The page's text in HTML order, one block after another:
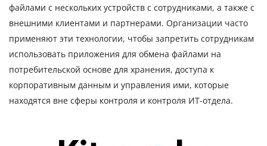
файлами с нескольких устройств с сотрудниками, а также с
внешними клиентами и партнерами. Организации часто
применяют эти технологии, чтобы запретить сотрудникам
использовать приложения для обмена файлами на
потребительской основе для хранения, доступа к
корпоративным данным и управления ими, которые
находятся вне сферы контроля и контроля ИТ-отдела.